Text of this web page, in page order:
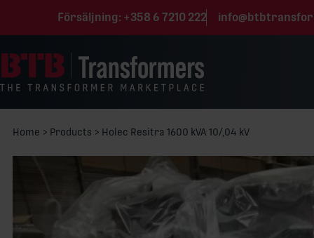
Försäljning: +358 6 7210 222
Home > Products > Holec Resitra 1600 kVA 10/,04 kV